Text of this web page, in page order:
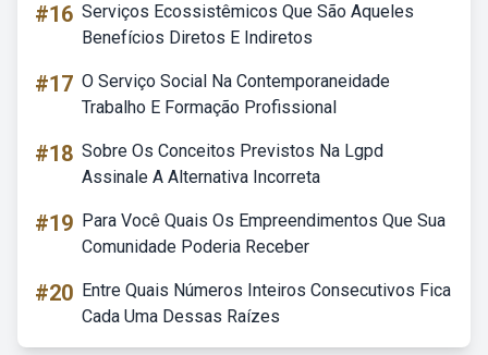
#16 Serviços Ecossistêmicos Que São Aqueles
Benefícios Diretos E Indiretos
#17 O Serviço Social Na Contemporaneidade
Trabalho E Formação Profissional
#18 Sobre Os Conceitos Previstos Na Lgpd
Assinale A Alternativa Incorreta
#19 Para Você Quais Os Empreendimentos Que Sua
Comunidade Poderia Receber
#20 Entre Quais Números Inteiros Consecutivos Fica
Cada Uma Dessas Raízes